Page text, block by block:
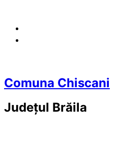
Comuna Chiscani
Județul Brăila